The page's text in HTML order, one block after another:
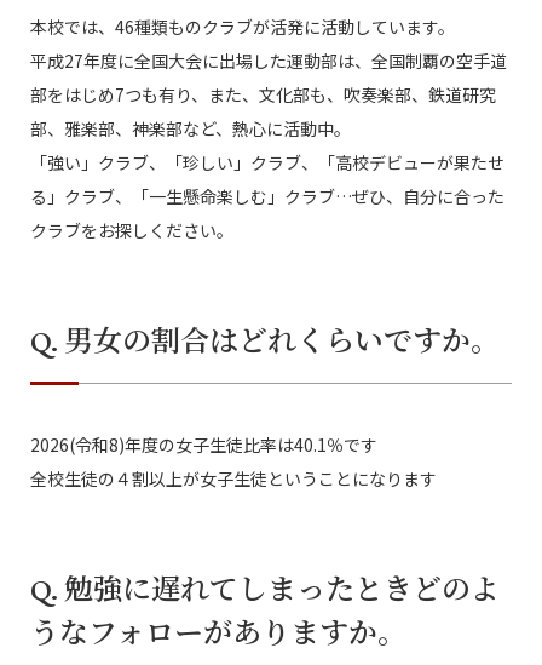
本校では、46種類ものクラブが活発に活動しています。
平成27年度に全国大会に出場した運動部は、全国制覇の空手道
部をはじめ7つも有り、また、文化部も、吹奏楽部、鉄道研究
部、雅楽部、神楽部など、熱心に活動中。
「強い」クラブ、「珍しい」クラブ、「高校デビューが果たせ
る」クラブ、「一生懸命楽しむ」クラブ…ぜひ、自分に合った
クラブをお探しください。
Q. 男女の割合はどれくらいですか。
2026(令和8)年度の女子生徒比率は40.1％です
全校生徒の４割以上が女子生徒ということになります
Q. 勉強に遅れてしまったときどのよ
うなフォローがありますか。